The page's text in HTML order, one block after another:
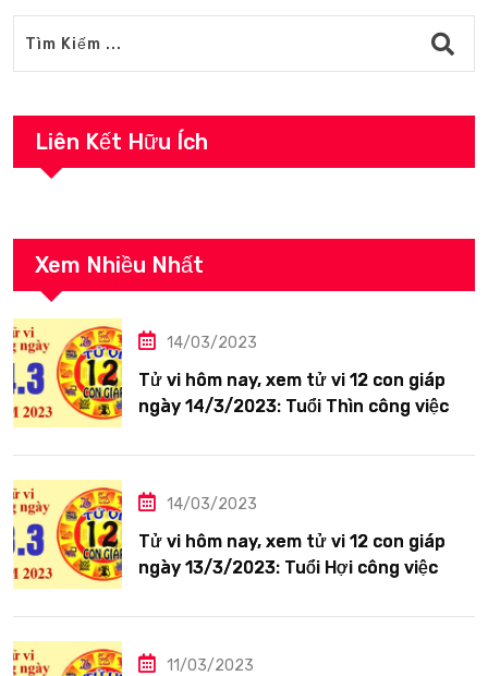
Liên Kết Hữu Ích
Xem Nhiều Nhất
14/03/2023
Tử vi hôm nay, xem tử vi 12 con giáp
ngày 14/3/2023: Tuổi Thìn công việc
14/03/2023
Tử vi hôm nay, xem tử vi 12 con giáp
ngày 13/3/2023: Tuổi Hợi công việc
11/03/2023